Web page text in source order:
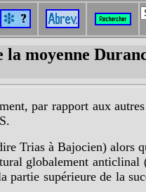
la moyenne
par rapport aux
Trias à Bajocien) alors
globalement anticlinal
partie supérieure de la